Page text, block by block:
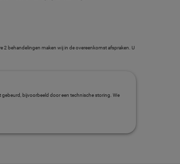
2 behandelingen maken wij in de overeenkomst afspraken. U
bijvoorbeeld door een technische storing. We